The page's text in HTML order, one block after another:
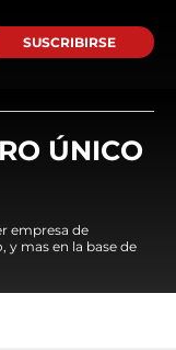
SUSCRIBIRSE
ÚNICO
empresa de
y mas en la base de